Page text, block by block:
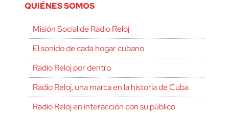
QUIÉNES SOMOS
Misión Social de Radio Reloj
El sonido de cada hogar cubano
Radio Reloj por dentro
Radio Reloj, una marca en la historia de Cuba
Radio Reloj en interacción con su público